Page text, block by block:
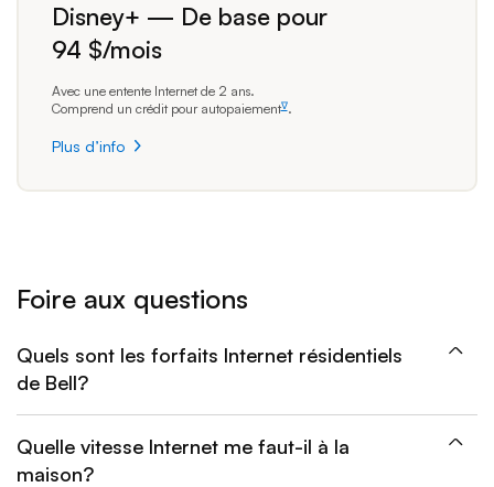
Disney+ — De base pour
94 $/moisObtenez Fibe 50 et Crave,
Avec une entente Internet de 2 ans.
Comprend un crédit pour autopaiementfootnote
∇.
Plus d’info
Plus d’info
Foire aux questions
Quels sont les forfaits Internet résidentiels
de Bell?
Quelle vitesse Internet me faut-il à la
maison?